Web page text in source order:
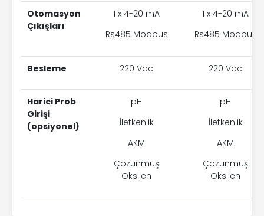
Otomasyon
Çıkışları
1 x 4-20 mA
Rs485 Modbus
1 x 4-20 mA
Rs485 Modbus
Besleme 220 Vac 220 Vac
Harici Prob
Girişi
(opsiyonel)
pH
İletkenlik
AKM
Çözünmüş
Oksijen
pH
İletkenlik
AKM
Çözünmüş
Oksijen